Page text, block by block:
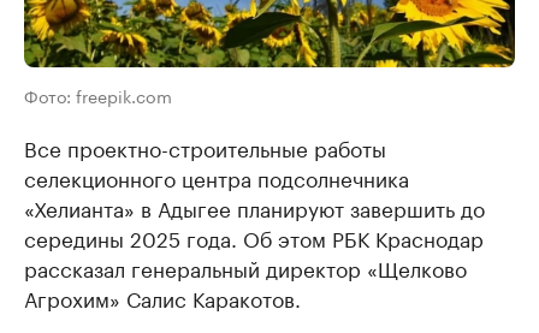
Фото: freepik.com
Все проектно-строительные работы
селекционного центра подсолнечника
«Хелианта» в Адыгее планируют завершить до
середины 2025 года. Об этом РБК Краснодар
рассказал генеральный директор «Щелково
Агрохим» Салис Каракотов.